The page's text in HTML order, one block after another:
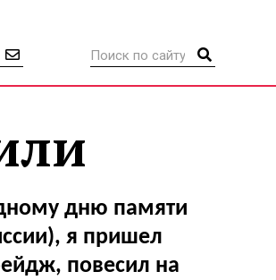
дню памяти
я пришел
повесил на